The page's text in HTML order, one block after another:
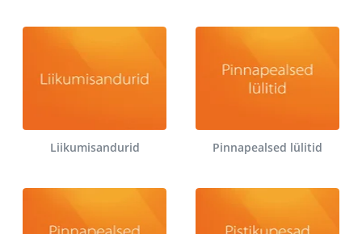
Liikumisandurid Pinnapealsed lülitid